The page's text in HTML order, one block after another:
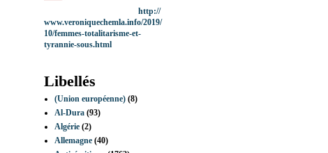
http://
www.veroniquechemla.info/2019/
10/femmes-totalitarisme-et-
tyrannie-sous.html
Libellés
(Union européenne) (8)
Al-Dura (93)
Algérie (2)
Allemagne (40)